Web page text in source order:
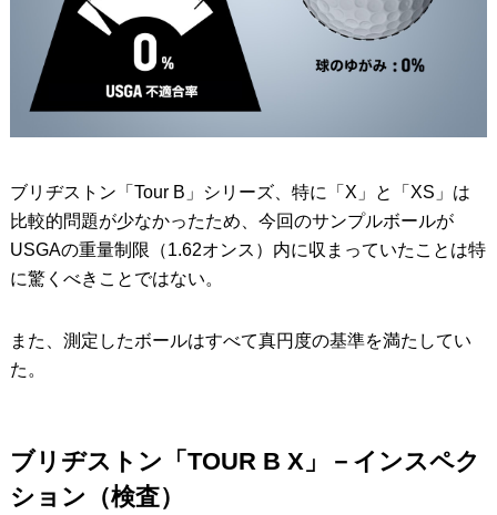
ブリヂストン「Tour B」シリーズ、特に「X」と「XS」は
比較的問題が少なかったため、今回のサンプルボールが
USGAの重量制限（1.62オンス）内に収まっていたことは特
に驚くべきことではない。
また、測定したボールはすべて真円度の基準を満たしてい
た。
ブリヂストン「TOUR B X」－インスペク
ション（検査）